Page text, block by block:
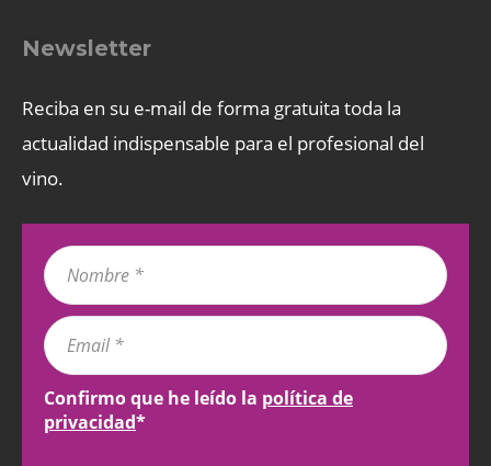
Newsletter
Reciba en su e-mail de forma gratuita toda la
actualidad indispensable para el profesional del
vino.
Confirmo que he leído la política de
privacidad*